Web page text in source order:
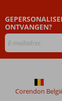
Halfpension
of All
Inclusive
mogelijk
ONTVANGEN?
Corendon